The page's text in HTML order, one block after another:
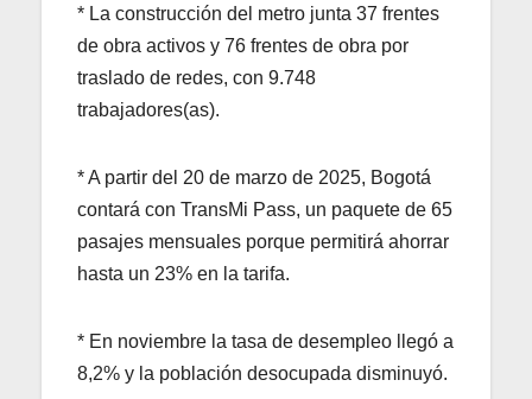
* La construcción del metro junta 37 frentes
de obra activos y 76 frentes de obra por
traslado de redes, con 9.748
trabajadores(as).
* A partir del 20 de marzo de 2025, Bogotá
contará con TransMi Pass, un paquete de 65
pasajes mensuales porque permitirá ahorrar
hasta un 23% en la tarifa.
* En noviembre la tasa de desempleo llegó a
8,2% y la población desocupada disminuyó.